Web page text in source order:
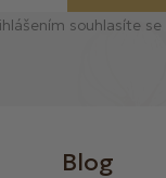
souhlasíte se
Blog